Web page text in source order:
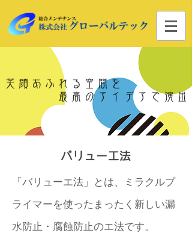
「バリューエ法」とは、ミラクルプ
ライマーを使ったまったく新しい漏
水防止・腐蝕防止のエ法です。